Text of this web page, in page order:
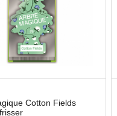
Cotton Fields